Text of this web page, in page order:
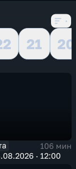
21
20
106 мин
· 12:00